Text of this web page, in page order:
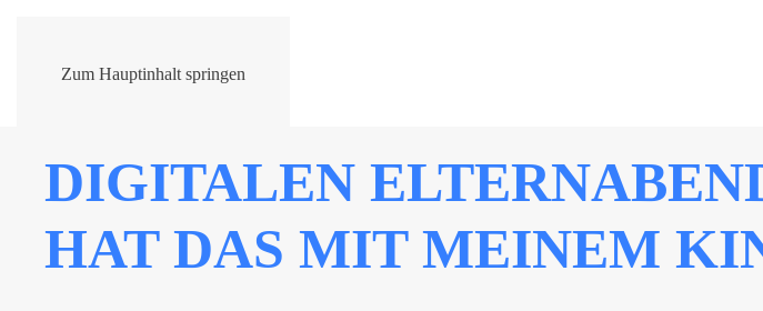
Zum Hauptinhalt springen
DIGITALEN
HAT DAS MIT MEINEM